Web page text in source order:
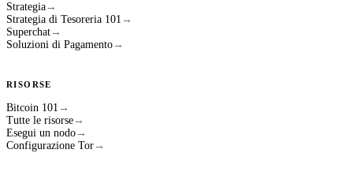
Strategia →
Strategia di Tesoreria 101 →
Superchat →
Soluzioni di Pagamento →
RISORSE
Bitcoin 101 →
Tutte le risorse →
Esegui un nodo →
Configurazione Tor →